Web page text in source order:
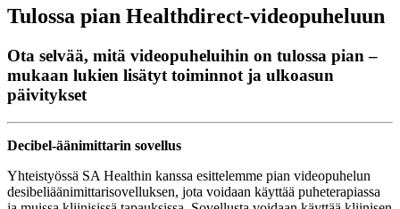
Tulossa pian Healthdirect-videopuheluun
Ota selvää, mitä videopuheluihin on tulossa pian –
mukaan lukien lisätyt toiminnot ja ulkoasun
päivitykset
Decibel-äänimittarin sovellus
Yhteistyössä SA Healthin kanssa esittelemme pian videopuhelun
desibeliäänimittarisovelluksen, jota voidaan käyttää puheterapiassa